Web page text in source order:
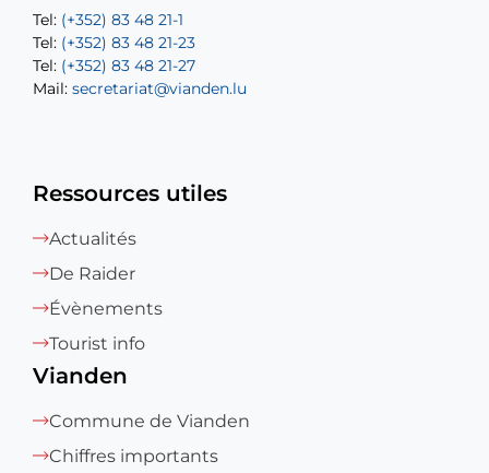
Tel: (+352) 83 48 21-1
Tel: (+352) 83 48 21-23
Tel: (+352) 83 48 21-27
Mail: secretariat@vianden.lu
Tel: (+352) 83 48 21-20
Tel: (+352) 83 48 21-22
Mail:sofia.carvalho@vianden.lu
Mail: diane.storn@vianden.lu
Ressources utiles
Actualités
De Raider
Évènements
Tourist info
Vianden
Commune de Vianden
Chiffres importants